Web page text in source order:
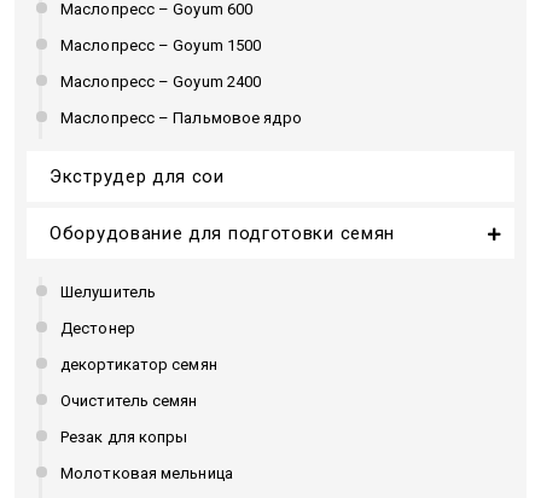
Маслопресс – Goyum 600
Маслопресс – Goyum 1500
Маслопресс – Goyum 2400
Маслопресс – Пальмовое ядро
Экструдер для сои
Оборудование для подготовки семян
Шелушитель
Дестонер
декортикатор семян
Очиститель семян
Резак для копры
Молотковая мельница